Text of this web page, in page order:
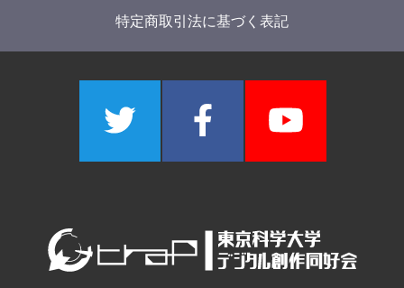
特定商取引法に基づく表記